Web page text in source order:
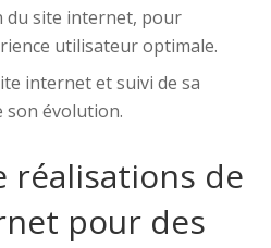
du site internet, pour
utilisateur optimale.
internet et suivi de sa
son évolution.
réalisations de
pour des